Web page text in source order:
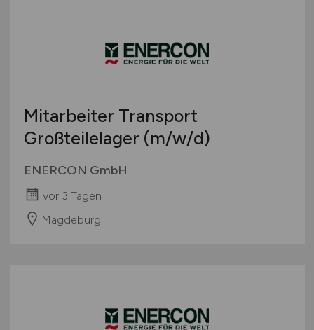
Mitarbeiter Transport
Großteilelager (m/w/d)
ENERCON GmbH
vor 3 Tagen
Magdeburg